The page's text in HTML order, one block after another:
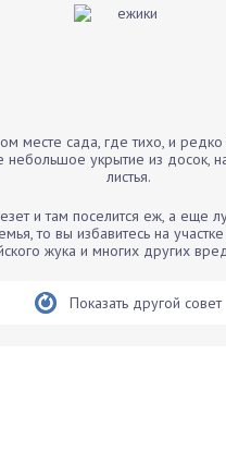
месте сада, где тихо, и
небольшое укрытие из досок,
листья.
и там поселится еж, а еще
то вы избавитесь на
жука и многих других
Показать другой совет